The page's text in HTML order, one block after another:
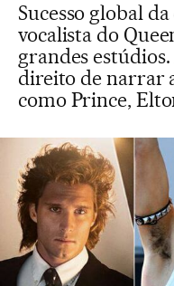
Sucesso global
vocalista do
grandes
direito de narrar
como Prince,